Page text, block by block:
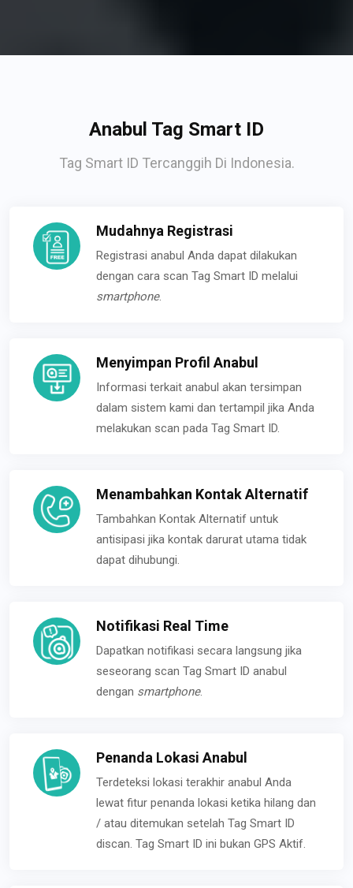
Anabul Tag Smart ID
Tag Smart ID Tercanggih Di Indonesia.
Mudahnya Registrasi
Registrasi anabul Anda dapat dilakukan
dengan cara scan Tag Smart ID melalui
smartphone.
Menyimpan Profil Anabul
Informasi terkait anabul akan tersimpan
dalam sistem kami dan tertampil jika Anda
melakukan scan pada Tag Smart ID.
Menambahkan Kontak Alternatif
Tambahkan Kontak Alternatif untuk
antisipasi jika kontak darurat utama tidak
dapat dihubungi.
Notifikasi Real Time
Dapatkan notifikasi secara langsung jika
seseorang scan Tag Smart ID anabul
dengan smartphone.
Penanda Lokasi Anabul
Terdeteksi lokasi terakhir anabul Anda
lewat fitur penanda lokasi ketika hilang dan
/ atau ditemukan setelah Tag Smart ID
discan. Tag Smart ID ini bukan GPS Aktif.